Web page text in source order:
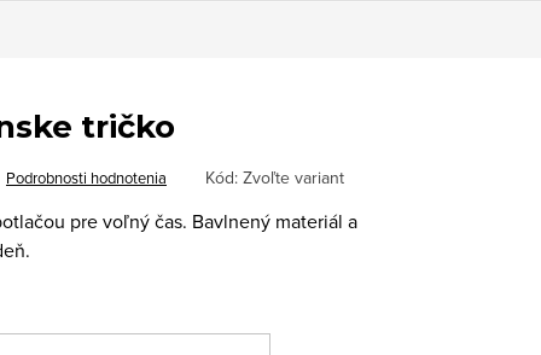
tričko
Podrobnosti hodnotenia Kód: Zvoľte variant
pre voľný čas. Bavlnený materiál a